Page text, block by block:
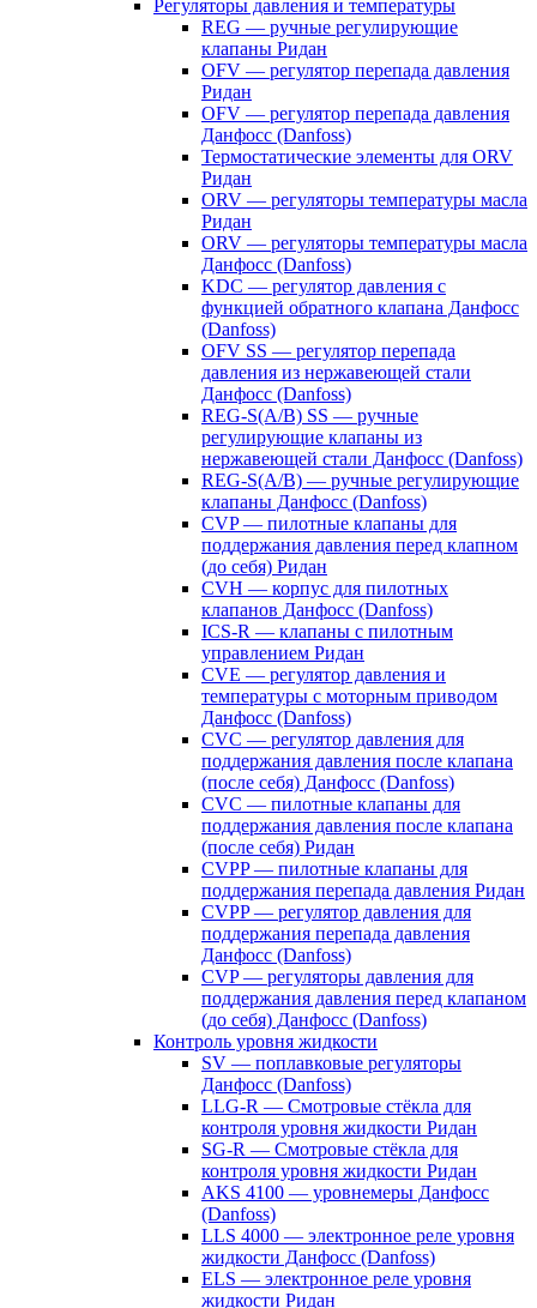
Регуляторы давления и температуры
REG — ручные регулирующие
клапаны Ридан
OFV — регулятор перепада давления
Ридан
OFV — регулятор перепада давления
Данфосс (Danfoss)
Термостатические элементы для ORV
Ридан
ORV — регуляторы температуры масла
Ридан
ORV — регуляторы температуры масла
Данфосс (Danfoss)
KDC — регулятор давления с
функцией обратного клапана Данфосс
(Danfoss)
OFV SS — регулятор перепада
давления из нержавеющей стали
Данфосс (Danfoss)
REG-S(A/B) SS — ручные
регулирующие клапаны из
нержавеющей стали Данфосс (Danfoss)
REG-S(A/B) — ручные регулирующие
клапаны Данфосс (Danfoss)
CVP — пилотные клапаны для
поддержания давления перед клапном
(до себя) Ридан
CVH — корпус для пилотных
клапанов Данфосс (Danfoss)
ICS-R — клапаны с пилотным
управлением Ридан
CVE — регулятор давления и
температуры с моторным приводом
Данфосс (Danfoss)
CVС — регулятор давления для
поддержания давления после клапана
(после себя) Данфосс (Danfoss)
CVС — пилотные клапаны для
поддержания давления после клапана
(после себя) Ридан
CVPP — пилотные клапаны для
поддержания перепада давления Ридан
CVPP — регулятор давления для
поддержания перепада давления
Данфосс (Danfoss)
CVP — регуляторы давления для
поддержания давления перед клапаном
(до себя) Данфосс (Danfoss)
Контроль уровня жидкости
SV — поплавковые регуляторы
Данфосс (Danfoss)
LLG-R — Смотровые стёкла для
контроля уровня жидкости Ридан
SG-R — Смотровые стёкла для
контроля уровня жидкости Ридан
AKS 4100 — уровнемеры Данфосс
(Danfoss)
LLS 4000 — электронное реле уровня
жидкости Данфосс (Danfoss)
ELS — электронное реле уровня
жидкости Ридан